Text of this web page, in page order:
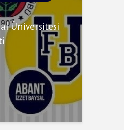
Üniversitesi